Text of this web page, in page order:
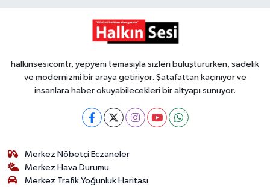
halkinsesicomtr, yepyeni temasıyla sizleri buluştururken, sadelik
ve modernizmi bir araya getiriyor. Şatafattan kaçınıyor ve
insanlara haber okuyabilecekleri bir altyapı sunuyor.
Merkez Nöbetçi Eczaneler
Merkez Hava Durumu
Merkez Trafik Yoğunluk Haritası